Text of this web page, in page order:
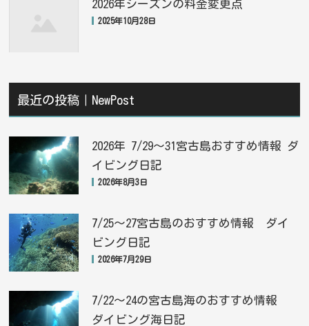
2026年シーズンの料金変更点
2025年10月28日
最近の投稿｜NewPost
2026年 7/29〜31宮古島おすすめ情報 ダ
イビング日記
2026年8月3日
7/25〜27宮古島のおすすめ情報 ダイ
ビング日記
2026年7月29日
7/22〜24の宮古島海のおすすめ情報
ダイビング海日記